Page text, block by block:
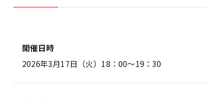
開催日時
2026年3月17日（火）18：00～19：30